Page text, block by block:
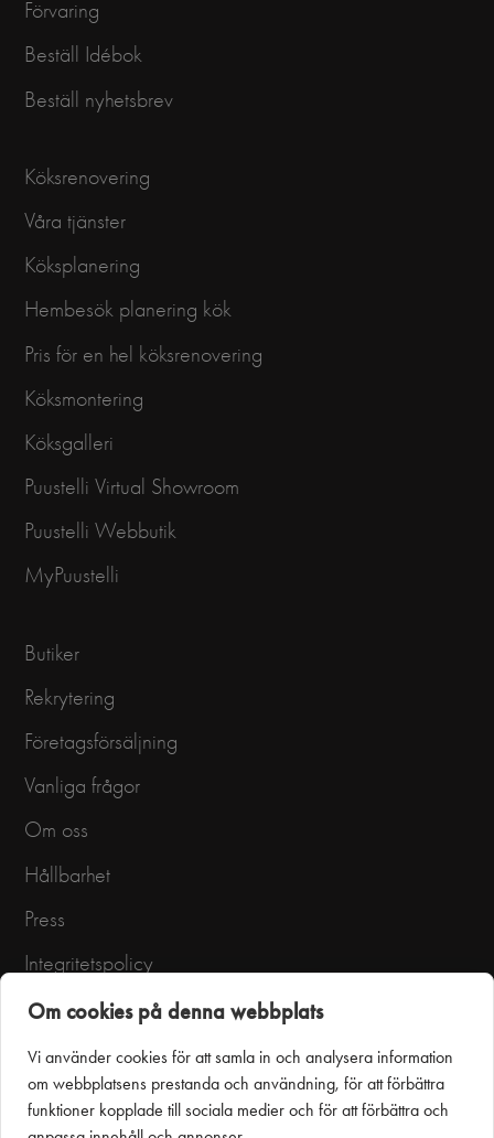
Förvaring
Beställ Idébok
Beställ nyhetsbrev
Köksrenovering
Våra tjänster
Köksplanering
Hembesök planering kök
Pris för en hel köksrenovering
Köksmontering
Köksgalleri
Puustelli Virtual Showroom
Puustelli Webbutik
MyPuustelli
Butiker
Rekrytering
Företagsförsäljning
Vanliga frågor
Om oss
Hållbarhet
Press
Integritetspolicy
Användarvillkor
Om cookies på denna webbplats
Vi använder cookies för att samla in och analysera information
om webbplatsens prestanda och användning, för att förbättra
funktioner kopplade till sociala medier och för att förbättra och